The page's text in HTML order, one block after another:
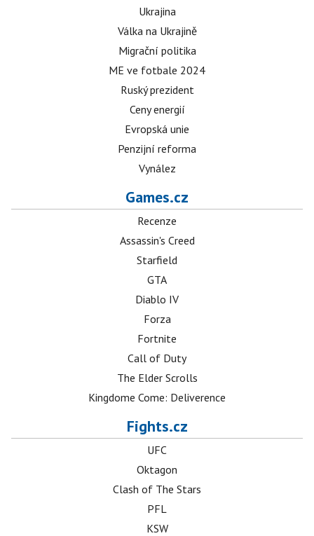
Ukrajina
Válka na Ukrajině
Migrační politika
ME ve fotbale 2024
Ruský prezident
Ceny energií
Evropská unie
Penzijní reforma
Vynález
Games.cz
Recenze
Assassin's Creed
Starfield
GTA
Diablo IV
Forza
Fortnite
Call of Duty
The Elder Scrolls
Kingdome Come: Deliverence
Fights.cz
UFC
Oktagon
Clash of The Stars
PFL
KSW